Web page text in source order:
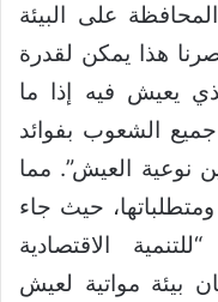
على البيئة
هذا يمكن لقدرة
يعيش فيه إذا ما
الشعوب بفوائد
نوعية العيش”. مما
ومتطلباتها، حيث جاء
“للتنمية الاقتصادية
بيئة مواتية لعيش